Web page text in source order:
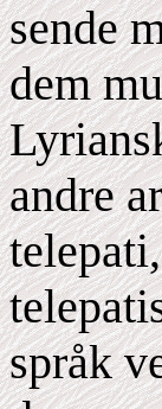
sende
dem
andre
språk